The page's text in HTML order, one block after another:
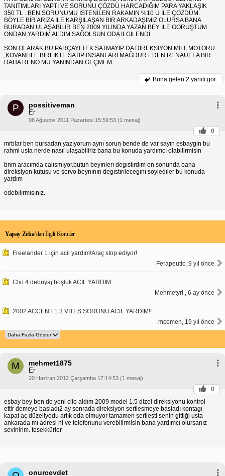
TANITIMLARI YAPTI VE SORUNU ÇÖZDÜ HARCADIĞIM PARA YAKLAŞIK
350 TL . BEN SORUNUMU İSTENİLEN RAKAMIN %10 U İLE ÇÖZDÜM.
BÖYLE BİR ARIZA İLE KARŞILAŞAN BİR ARKADAŞIMIZ OLURSA BANA
BURADAN ULAŞABİLİR BEN 2009 YILINDA YAZAN BEY İLE GÖRÜŞTÜM
ONDAN YARDIM ALDIM SAĞOLSUN ODA İLGİLENDİ.
SON OLARAK BU PARÇAYI TEK SATMAYIP DA DİREKSİYON MİLİ, MOTORU
,KOVANI İLE BİRLİKTE SATIP İNSANLARI MAĞDUR EDEN RENAULT A BİR
DAHA RENO MU YANINDAN GEÇMEM
Buna gelen 2 yanıtı gör.
P possitiveman
Er
08 Ağustos 2011 Pazartesi 15:59:53 (1 mesaj)
0
mrblar ben bursadan yazıyorum aynı sorun bende de var sayın esbaygin bu
rahmi usta nerde nasıl ulaşabiliriz bana bu konuda yardımcı olabilirmisin
bnm aracımda calısmıyor.butun beyınlerı degıstırdım en sonunda bana
direksiyon kutusu ve servo beynının degıstırılecegını soyledıler bu konuda
yardım
edebılırmısınız.
Yapay Zeka’dan İlgili Konular
Freelander 1 için acil yardım!Araç stop ediyor!
Ferapeutic, 9 yıl önce
Clio 4 debriyaj boşluk ACİL YARDIM
Mehmetyrl , 6 ay önce
2002 ACCENT 1.3 VİTES SORUNU ACİL YARDIM!!
mcemen, 19 yıl önce
M mehmet1875
Er
20 Haziran 2012 Çarşamba 17:14:53 (1 mesaj)
0
esbay bey ben de yeni clio aldım 2009 model 1.5 dizel direksiyonu kontrol
ettir demeye basladı2 ay sonrada direksiyon sertlesmeye basladı kontagı
kapat aç düzeliyodu artık oda olmuyor tamamen sertleşti senin gittiği usta
ankarada mı adresi ni ve telefonunu verebilirmisin bana yardımcı olursanız
sevinirim. tesekkürler
onurcevdet